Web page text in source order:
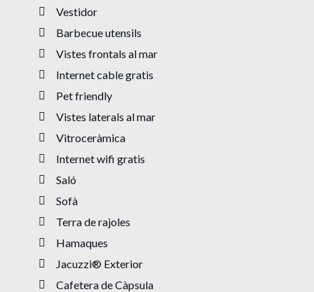
Vestidor
Barbecue utensils
Vistes frontals al mar
Internet cable gratis
Pet friendly
Vistes laterals al mar
Vitroceràmica
Internet wifi gratis
Saló
Sofà
Terra de rajoles
Hamaques
Jacuzzi® Exterior
Cafetera de Càpsula